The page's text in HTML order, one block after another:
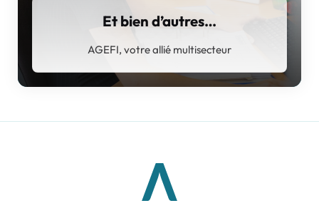
Et bien d’autres…
AGEFI, votre allié multisecteur